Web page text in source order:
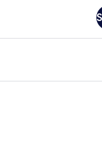
Hotel Oslofjord